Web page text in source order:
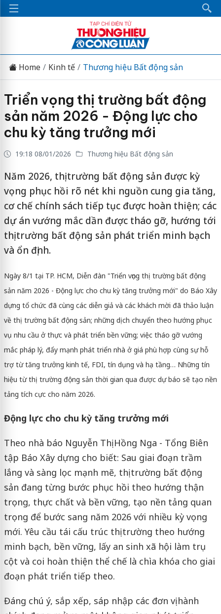
Home Kinh tế Thương hiệu Bất động sản
Triển vọng thị trường bất động
sản năm 2026 - Động lực cho
chu kỳ tăng trưởng mới
19:18 08/01/2026 Thương hiệu Bất động sản
Năm 2026, thị trường bất động sản được kỳ
vọng phục hồi rõ nét khi nguồn cung gia tăng,
cơ chế chính sách tiếp tục được hoàn thiện; các
dự án vướng mắc dần được tháo gỡ, hướng tới
thị trường bất động sản phát triển minh bạch
và ổn định.
Ngày 8/1 tại TP. HCM, Diễn đàn "Triển vọng thị trường bất động
sản năm 2026 - Động lực cho chu kỳ tăng trưởng mới" do Báo Xây
dựng tổ chức đã cùng các diễn giả và các khách mời đã thảo luận
về thị trường bất động sản; những dịch chuyển theo hướng phục
vụ nhu cầu ở thực và phát triển bền vững; việc tháo gỡ vướng
mắc pháp lý, đẩy mạnh phát triển nhà ở giá phù hợp cùng sự hỗ
trợ từ tăng trưởng kinh tế, FDI, tín dụng và hạ tầng… Những tín
hiệu từ thị trường động sản thời gian qua được dự báo sẽ tạo nền
tảng tích cực cho năm 2026.
Động lực cho chu kỳ tăng trưởng mới
Theo nhà báo Nguyễn Thị Hồng Nga - Tổng Biên
tập Báo Xây dựng cho biết: Sau giai đoạn trầm
lắng và sàng lọc mạnh mẽ, thị trường bất động
sản đang từng bước phục hồi theo hướng thận
trọng, thực chất và bền vững, tạo nền tảng quan
trọng để bước sang năm 2026 với nhiều kỳ vọng
mới. Yêu cầu tái cấu trúc thị trường theo hướng
minh bạch, bền vững, lấy an sinh xã hội làm trụ
cột và coi hoàn thiện thể chế là chìa khóa cho giai
đoạn phát triển tiếp theo.
Đáng chú ý, sắp xếp, sáp nhập các đơn vị hành